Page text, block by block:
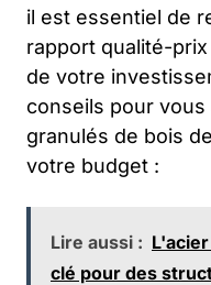
il est essentiel de
rapport qualité-
de votre
conseils pour
granulés de bois
votre budget :
Lire aussi :
clé pour des